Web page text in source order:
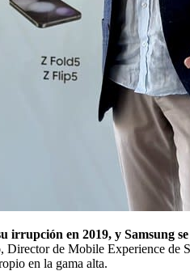
irrupción en 2019, y
de Mobile Experience de
en la gama alta.